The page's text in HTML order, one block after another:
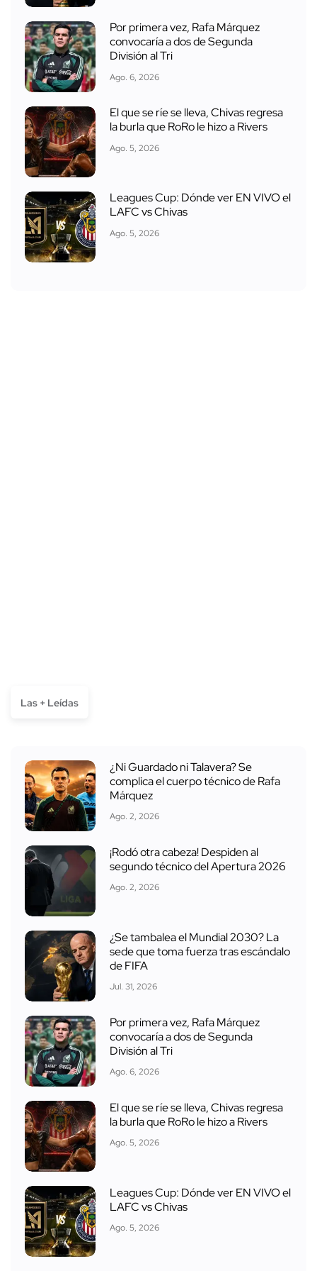
Por primera vez, Rafa Márquez
convocaría a dos de Segunda
División al Tri
Ago. 6, 2026
El que se ríe se lleva, Chivas regresa
la burla que RoRo le hizo a Rivers
Ago. 5, 2026
Leagues Cup: Dónde ver EN VIVO el
LAFC vs Chivas
Ago. 5, 2026
Las + Leídas
¿Ni Guardado ni Talavera? Se
complica el cuerpo técnico de Rafa
Márquez
Ago. 2, 2026
¡Rodó otra cabeza! Despiden al
segundo técnico del Apertura 2026
Ago. 2, 2026
¿Se tambalea el Mundial 2030? La
sede que toma fuerza tras escándalo
de FIFA
Jul. 31, 2026
Por primera vez, Rafa Márquez
convocaría a dos de Segunda
División al Tri
Ago. 6, 2026
El que se ríe se lleva, Chivas regresa
la burla que RoRo le hizo a Rivers
Ago. 5, 2026
Leagues Cup: Dónde ver EN VIVO el
LAFC vs Chivas
Ago. 5, 2026